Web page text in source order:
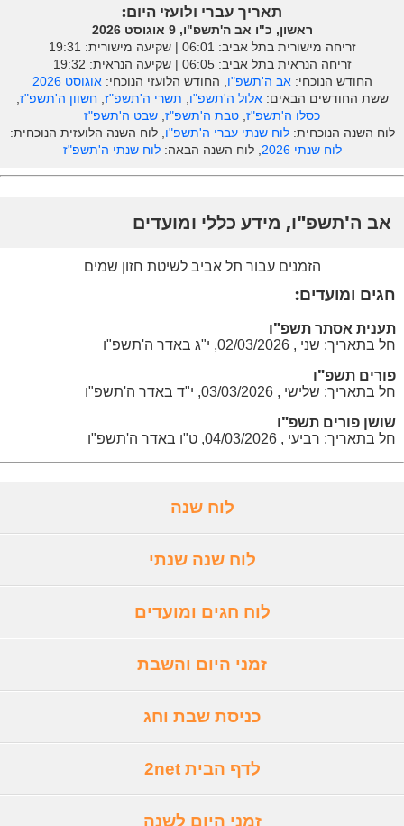
תאריך עברי ולועזי היום:
ראשון, כ"ו אב ה'תשפ"ו, 9 אוגוסט 2026
זריחה מישורית בתל אביב: ‎06:01 | שקיעה מישורית: 19:31
זריחה הנראית בתל אביב: ‎06:05 | שקיעה הנראית: 19:32
החודש הנוכחי:אב ה'תשפ"ו, החודש הלועזי הנוכחי:אוגוסט 2026
ששת החודשים הבאים:אלול ה'תשפ"ו, תשרי ה'תשפ"ז, חשוון ה'תשפ"ז,
כסלו ה'תשפ"ז, טבת ה'תשפ"ז, שבט ה'תשפ"ז
לוח השנה הנוכחית:לוח שנתי עברי ה'תשפ"ו, לוח השנה הלועזית הנוכחית:
לוח שנתי 2026
, לוח השנה הבאה:לוח שנתי ה'תשפ"ז
אב ה'תשפ"ו, מידע כללי ומועדים
הזמנים עבור תל אביב לשיטת חזון שמים
חגים ומועדים:
תענית אסתר תשפ"ו
חל בתאריך: שני , 02/03/2026, י"ג באדר ה'תשפ"ו
פורים תשפ"ו
חל בתאריך: שלישי , 03/03/2026, י"ד באדר ה'תשפ"ו
שושן פורים תשפ"ו
חל בתאריך: רביעי , 04/03/2026, ט"ו באדר ה'תשפ"ו
לוח שנה
לוח שנה שנתי
לוח חגים ומועדים
זמני היום והשבת
כניסת שבת וחג
לדף הבית 2net
זמני היום לשנה